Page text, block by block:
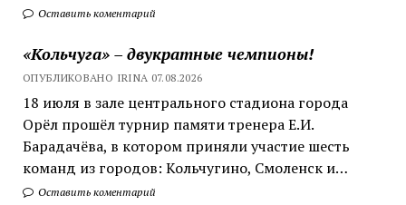
Оставить коментарий
«Кольчуга» – двукратные чемпионы!
ОПУБЛИКОВАНО IRINA 07.08.2026
18 июля в зале центрального стадиона города
Орёл прошёл турнир памяти тренера Е.И.
Барадачёва, в котором приняли участие шесть
команд из городов: Кольчугино, Смоленск и…
Оставить коментарий